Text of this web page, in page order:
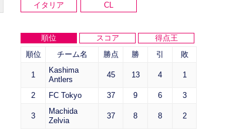
イタリア
CL
順位 スコア
得点王
順位
チーム名 勝点 勝 引 敗
1
Kashima
Antlers
45 13 4 1
2 FC Tokyo 37 9 6 3
3
Machida
Zelvia
37 8 8 2